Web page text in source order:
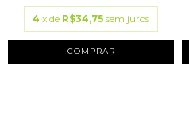
4 x de R$34,75 sem juros
COMPRAR